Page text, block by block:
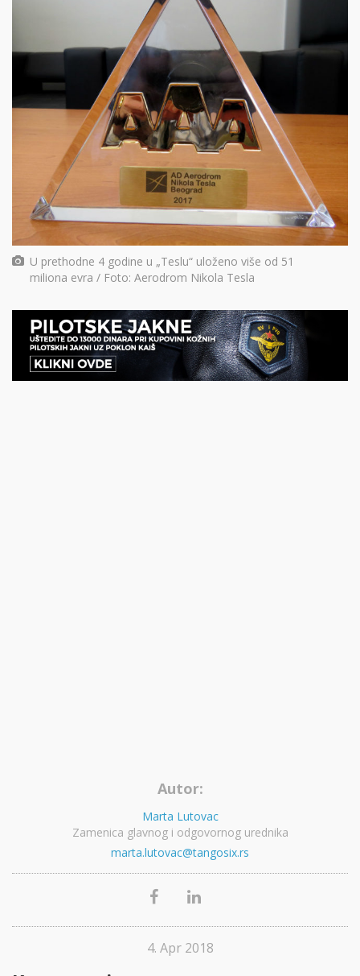
U prethodne 4 godine u „Teslu“ uloženo više od 51
miliona evra / Foto: Aerodrom Nikola Tesla
Autor:
Marta Lutovac
Zamenica glavnog i odgovornog urednika
marta.lutovac@tangosix.rs
4. Apr 2018